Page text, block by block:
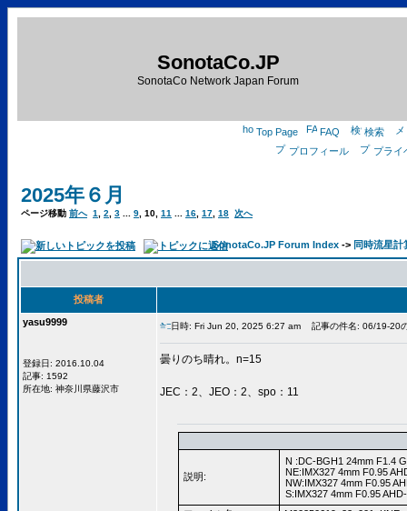
SonotaCo.JP
SonotaCo Network Japan Forum
Top Page FAQ
検索
プロフィール
プライ
2025年６月
ページ移動 前へ 1 2 3 9 10 11 16 17 18 次へ
SonotaCo.JP Forum Index -> 同時流星
投稿者
yasu9999
登録日: 2016.10.04
記事: 1592
所在地: 神奈川県藤沢市
日時: Fri Jun 20, 2025 6:27 am 記事の件名: 06/19-20
曇りのち晴れ。n=15
JEC：2、JEO：2、spo：11
説明:
N :DC-BGH1 24mm F1.4
NE:IMX327 4mm F0.95
NW:IMX327 4mm F0.95
S:IMX327 4mm F0.95